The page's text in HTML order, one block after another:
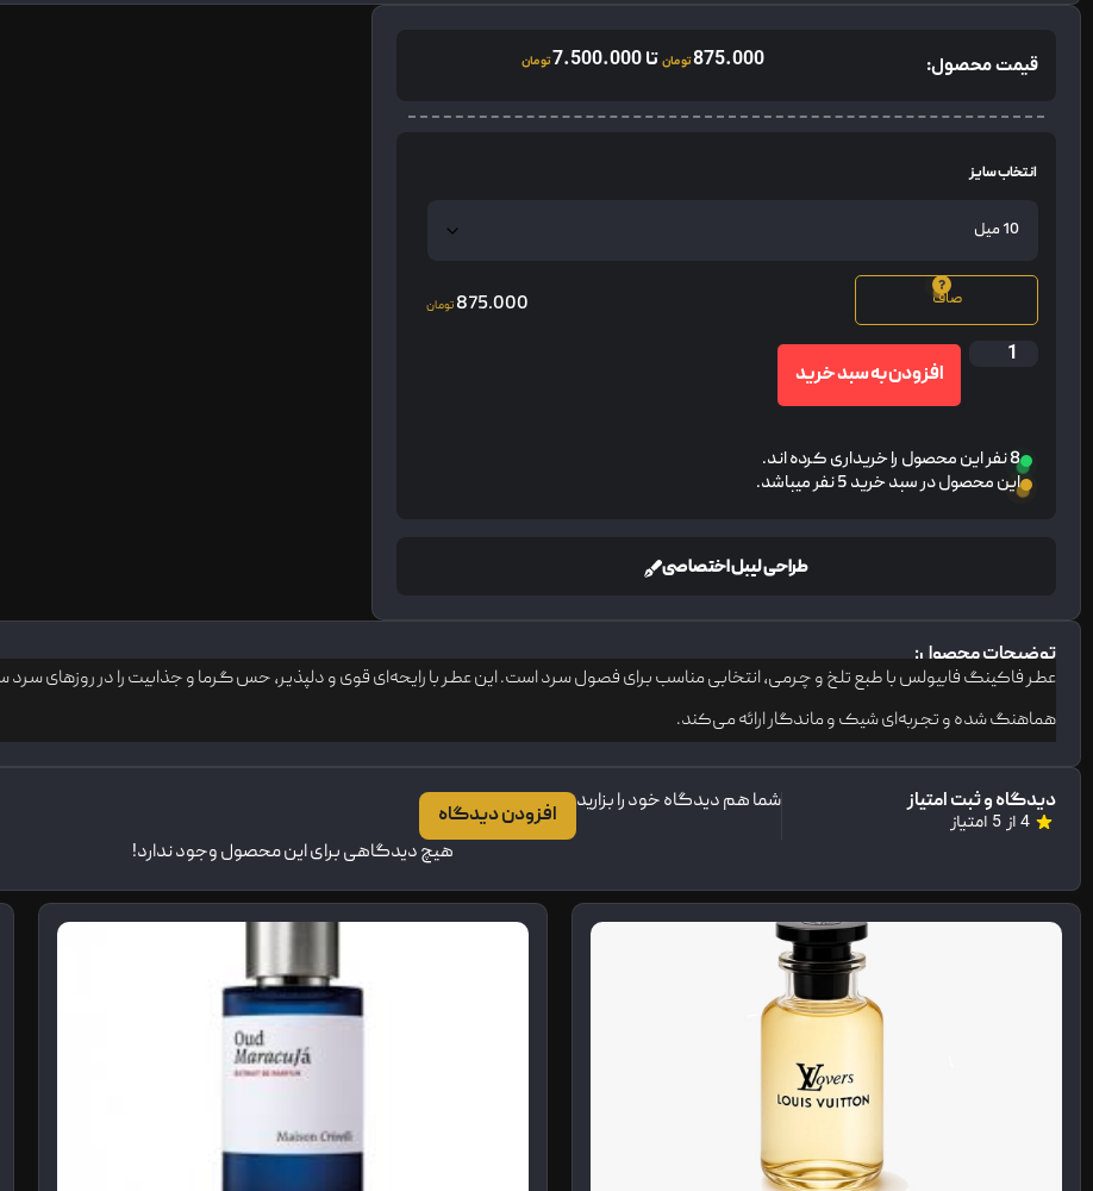
قیمت محصول: 875.000تومان تا7.500.000تومان
انتخاب سایز
صاف 875.000 تومان
افزودن به سبد خرید
8 نفر این محصول را خریداری کرده اند.
این محصول در سبد خرید 5 نفر میباشد.
طراحی لیبل اختصاصی
توضیحات محصول:
عطر فاکینگ فابیولس با طبع تلخ و چرمی، انتخابی مناسب برای فصول سرد است. این عطر با رایحه‌ای قوی و دلپذیر، حس گرما و جذابیت را در روزهای
هماهنگ شده و تجربه‌ای شیک و ماندگار ارائه می‌کند.
دیدگاه و ثبت امتیاز
4 از 5 امتیاز
شما هم دیدگاه خود را بزارید
افزودن دیدگاه
هیچ دیدگاهی برای این محصول وجود ندارد!